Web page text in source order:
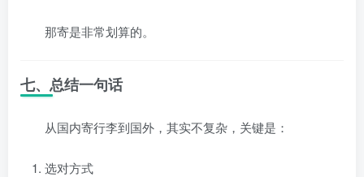
那寄是非常划算的。
七、总结一句话
从国内寄行李到国外，其实不复杂，关键是：
选对方式